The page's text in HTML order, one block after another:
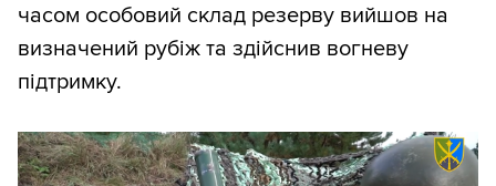
часом особовий склад резерву вийшов на
визначений рубіж та здійснив вогневу
підтримку.